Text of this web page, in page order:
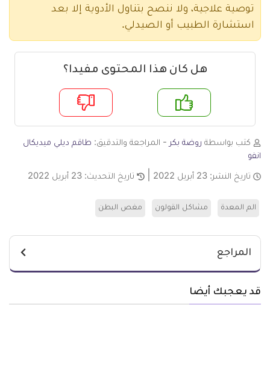
توصية علاجية، ولا ننصح بتناول الأدوية إلا بعد
استشارة الطبيب أو الصيدلي.
هل كان هذا المحتوى مفيدا؟
لا
كتب بواسطة روضة بكر - المراجعة والتدقيق: طاقم ديلي ميديكال
انفو
تاريخ النشر: 23 أبريل 2022 تاريخ التحديث: 23 أبريل 2022
الم المعدة مشاكل القولون مغص البطن
المراجع
قد يعجبك أيضا